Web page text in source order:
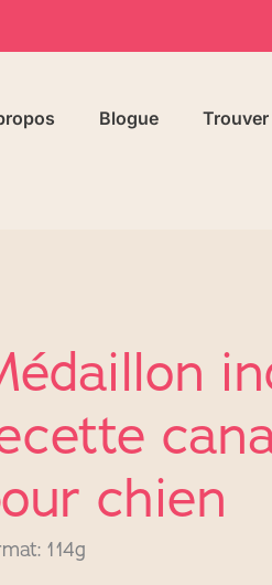
Blogue
chien
114g